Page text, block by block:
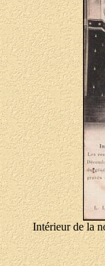
Intérieur de la